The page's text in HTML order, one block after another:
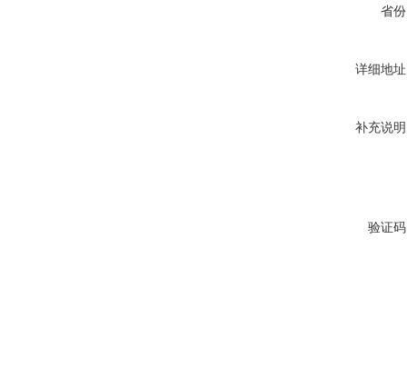
省
详细地
补充说
验证